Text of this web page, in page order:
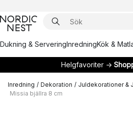
Dukning & ServeringInredningKök &
Helgfavoriter →
Inredning / Dekoration / Juldekorationer &
Missia bjällra 8 cm